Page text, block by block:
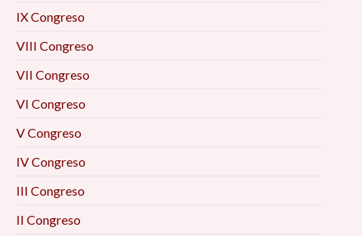
IX Congreso
VIII Congreso
VII Congreso
VI Congreso
V Congreso
IV Congreso
III Congreso
II Congreso